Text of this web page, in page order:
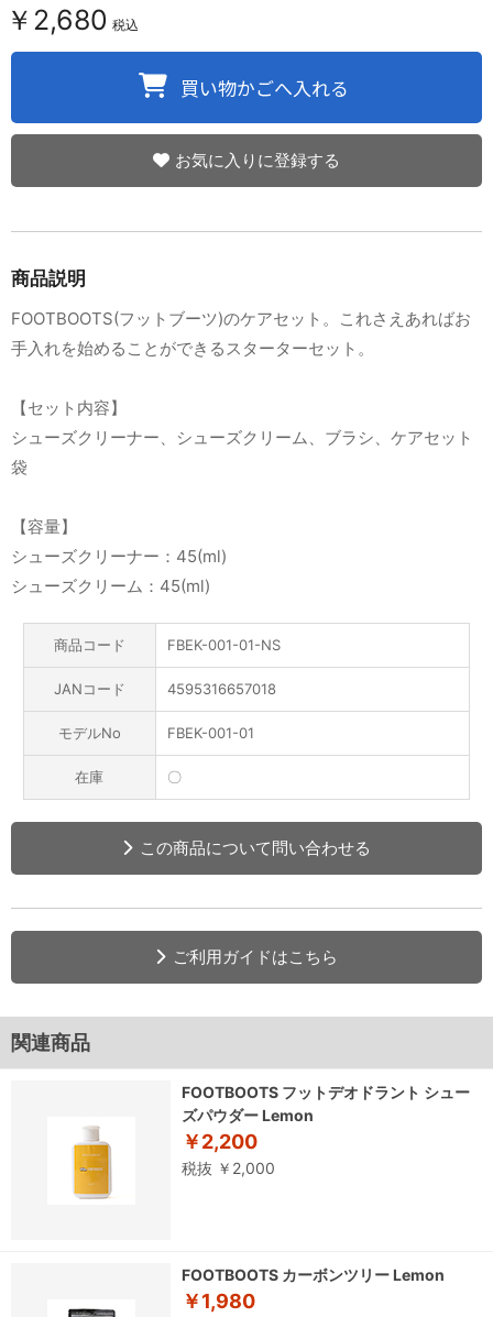
￥2,680 税込
お気に入りに登録する
商品説明
FOOTBOOTS(フットブーツ)のケアセット。これさえあればお
手入れを始めることができるスターターセット。
【セット内容】
シューズクリーナー、シューズクリーム、ブラシ、ケアセット
袋
【容量】
シューズクリーナー：45(ml)
シューズクリーム：45(ml)
商品コード FBEK-001-01-NS
JANコード 4595316657018
モデルNo FBEK-001-01
在庫 〇
この商品について問い合わせる
ご利用ガイドはこちら
関連商品
FOOTBOOTS フットデオドラント シュー
ズパウダー Lemon
￥2,200
税抜 ￥2,000
FOOTBOOTS カーボンツリー Lemon
￥1,980